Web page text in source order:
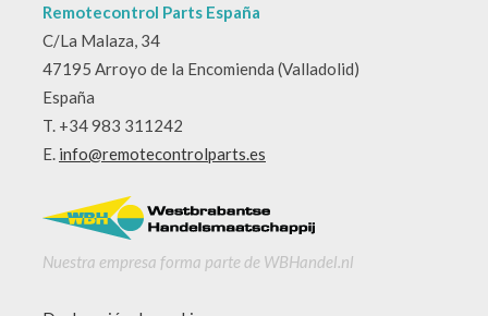
Remotecontrol Parts España
C/La Malaza, 34
47195 Arroyo de la Encomienda (Valladolid)
España
T. +34 983 311242
E. info@remotecontrolparts.es
Nuestra empresa forma parte de WBHandel.nl